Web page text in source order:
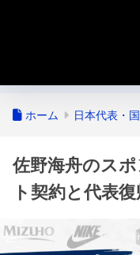
ホーム 日本代表・
佐野海舟のス
ト契約と代表